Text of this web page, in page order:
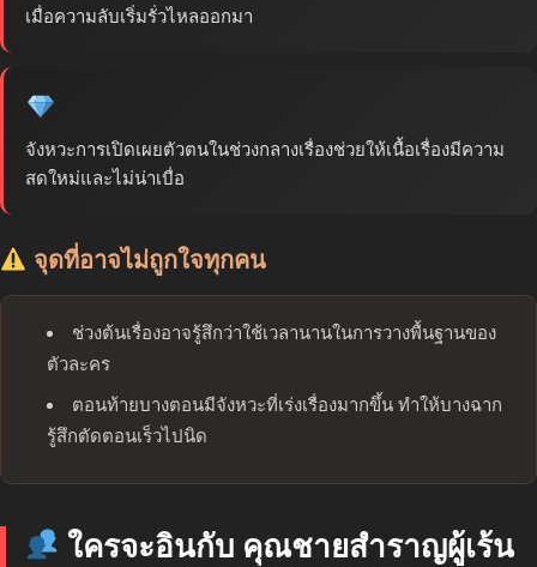
เมื่อความลับเริ่มรั่วไหลออกมา
จังหวะการเปิดเผยตัวตนในช่วงกลางเรื่องช่วยให้เนื้อเรื่องมีความ
สดใหม่และไม่น่าเบื่อ
จุดที่อาจไม่ถูกใจทุกคน
ช่วงต้นเรื่องอาจรู้สึกว่าใช้เวลานานในการวางพื้นฐานของ
ตัวละคร
ตอนท้ายบางตอนมีจังหวะที่เร่งเรื่องมากขึ้น ทำให้บางฉาก
รู้สึกตัดตอนเร็วไปนิด
ใครจะอินกับ คุณชายสำราญผู้เร้น